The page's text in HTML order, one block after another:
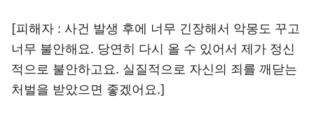
[피해자 : 사건 발생 후에 너무 긴장해서 악몽도 꾸고
너무 불안해요. 당연히 다시 올 수 있어서 제가 정신
적으로 불안하고요. 실질적으로 자신의 죄를 깨닫는
처벌을 받았으면 좋겠어요.]